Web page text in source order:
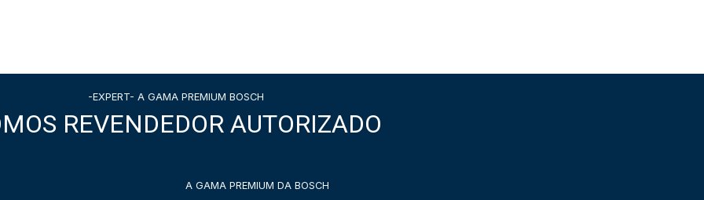
-EXPERT- A GAMA PREMIUM BOSCH
REVENDEDOR AUTORIZADO
A GAMA PREMIUM DA BOSCH